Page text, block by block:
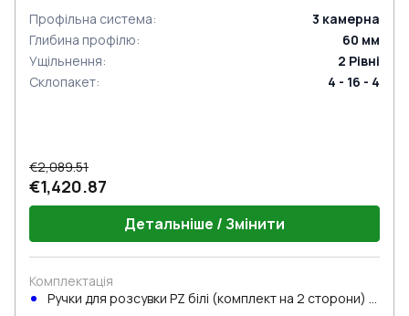
Профільна система: 3 камерна
Глибина профілю: 60 мм
Ущільнення: 2 Рівні
Склопакет: 4 - 16 - 4
€2,089.51
€1,420.87
Детальніше / Змінити
Комплектація
Ручки для розсувки PZ білі (комплект на 2 сторони) з